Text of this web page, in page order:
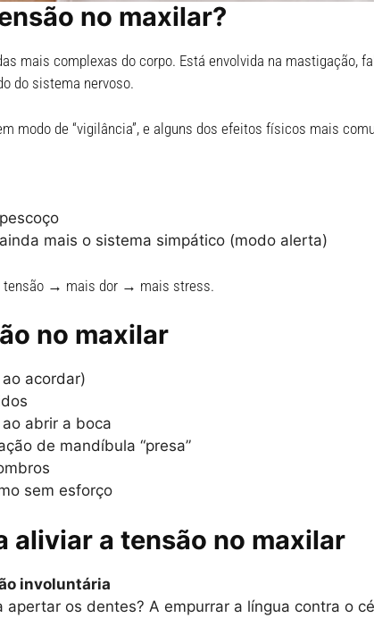
no maxilar?
mais complexas do corpo. Está envolvida na mastigação,
do sistema nervoso.
modo de “vigilância”, e alguns dos efeitos físicos mais
mais o sistema simpático (modo alerta)
tensão → mais dor → mais stress.
no maxilar
acordar)
abrir a boca
de mandíbula “presa”
sem esforço
aliviar a tensão no maxilar
involuntária
os dentes? A empurrar a língua contra o